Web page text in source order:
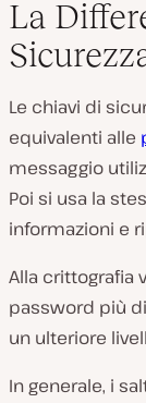
La
Le chiavi di
equivalenti alle
messaggio
Poi si usa la
informazioni e
Alla crittografia
password più
un ulteriore
In generale, i